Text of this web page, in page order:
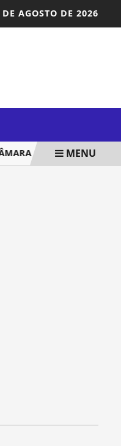
AGOSTO DE 2026
ANALISA PROJETO
MENU